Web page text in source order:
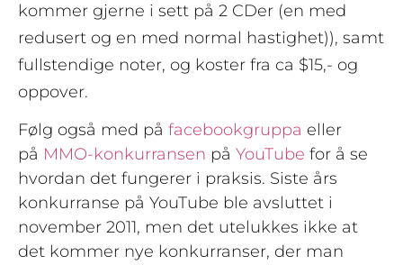
kommer gjerne i sett på 2 CDer (en med
redusert og en med normal hastighet)), samt
fullstendige noter, og koster fra ca $15,- og
oppover.
Følg også med på facebookgruppa eller
på MMO-konkurransen på YouTube for å se
hvordan det fungerer i praksis. Siste års
konkurranse på YouTube ble avsluttet i
november 2011, men det utelukkes ikke at
det kommer nye konkurranser, der man